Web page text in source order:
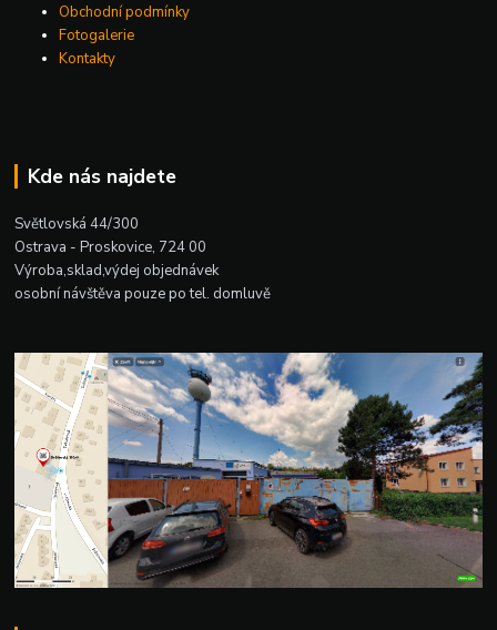
Obchodní podmínky
Fotogalerie
Kontakty
Kde nás najdete
Světlovská 44/300
Ostrava - Proskovice, 724 00
Výroba,sklad,výdej objednávek
osobní návštěva pouze po tel. domluvě